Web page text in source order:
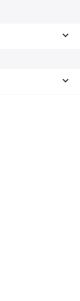

